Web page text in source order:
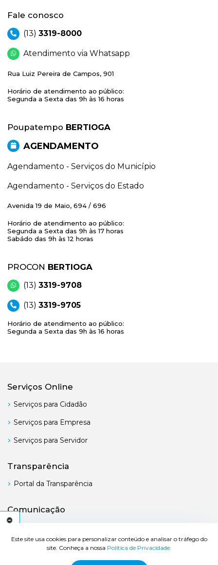
Este site usa cookies para personalizar conteúdo e analisar o tráfego do
site. Conheça a nossa Política de Privacidade.
A
Fale conosco
(13) 3319-8000
Atendimento via Whatsapp
Rua Luiz Pereira de Campos, 901
Horário de atendimento ao público:
Segunda a Sexta das 9h às 16 horas
Poupatempo BERTIOGA
AGENDAMENTO
Agendamento - Serviços do Município
Agendamento - Serviços do Estado
Avenida 19 de Maio, 694 / 696
Horário de atendimento ao público:
Segunda a Sexta das 9h às 17 horas
Sabádo das 9h às 12 horas
PROCON BERTIOGA
(13) 3319-9708
(13) 3319-9705
Horário de atendimento ao público:
Segunda a Sexta das 9h às 16 horas
Serviços Online
Serviços para Cidadão
Serviços para Empresa
Serviços para Servidor
Transparência
Portal da Transparência
Comunicação